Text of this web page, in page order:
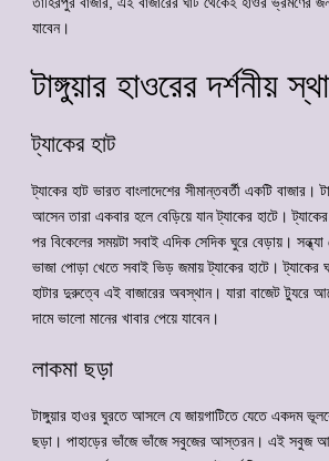
যাবেন।
টাঙ্গুয়ার হাওরের দর্শনীয়
ট্যাকের হাট
ট্যাকের হাট ভারত বাংলাদেশের সীমান্তবর্তী একটি বাজার।
আসেন তারা একবার হলে বেড়িয়ে যান ট্যাকের হাটে।
পর বিকেলের সময়টা সবাই এদিক সেদিক ঘুরে বেড়ায়। সন্ধ্যা
ভাজা পোড়া খেতে সবাই ভিড় জমায় ট্যাকের হাটে। ট্যাকের
হাটার দুরুত্বে এই বাজারের অবস্থান। যারা বাজেট ট্যুরে
দামে ভালো মানের খাবার পেয়ে যাবেন।
লাকমা ছড়া
টাঙ্গুয়ার হাওর ঘুরতে আসলে যে জায়গাটিতে যেতে একদম
ছড়া। পাহাড়ের ভাঁজে ভাঁজে সবুজের আস্তরন। এই সবুজ